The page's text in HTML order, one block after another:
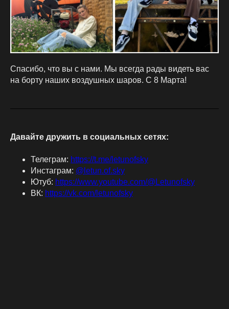
Спасибо, что вы с нами. Мы всегда рады видеть вас
на борту наших воздушных шаров. С 8 Марта!
Давайте дружить в социальных сетях:
Телеграм: https://t.me/letunofsky
Инстаграм: @letun.of.sky
Ютуб: https://www.youtube.com/@Letunofsky
ВК: https://vk.com/letunofsky